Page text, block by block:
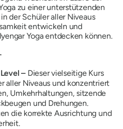
zu einer unterstützenden
der Schüler aller Niveaus
entwickeln und
Yoga entdecken können.
– Dieser vielseitige Kurs
aller Niveaus und konzentriert
Umkehrhaltungen, sitzende
und Drehungen.
die korrekte Ausrichtung und